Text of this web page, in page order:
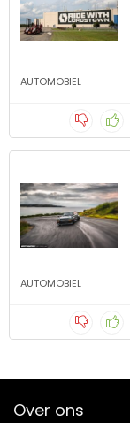
AUTOMOBIEL
AUTOMOBIEL
Over ons